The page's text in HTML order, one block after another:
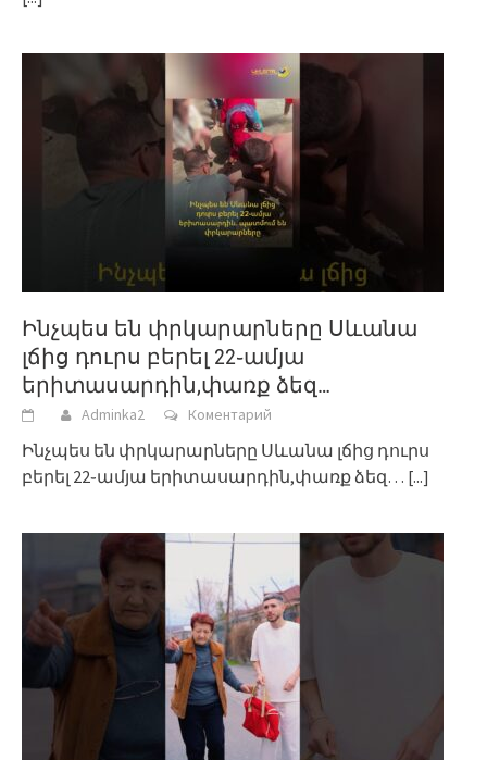
Ինչպես են փրկարարները Սևանա
լճից դուրս բերել 22֊ամյա
երիտասարդին,փառք ձեզ…
Adminka2 Коментарий
Ինչպես են փրկարարները Սևանա լճից դուրս
բերել 22֊ամյա երիտասարդին,փառք ձեզ… [...]